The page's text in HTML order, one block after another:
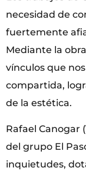
necesidad de
fuertemente
Mediante la
vínculos que
compartida,
de la estética.
Rafael Canogar
del grupo El
inquietudes,